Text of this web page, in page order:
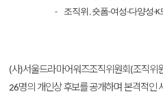
- 조직위 ,숏폼-여성-다양성-K
(사)서울드라마어워즈조직위원회(조직위
26명의개인상후보를공개하며본격적인